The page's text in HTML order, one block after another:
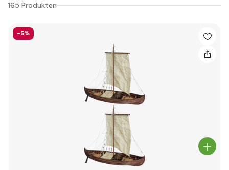
165 Produkten
-5%